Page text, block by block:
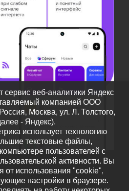
сервис веб-аналитики Яндекс
компанией ООО
Москва, ул. Л. Толстого,
- Яндекс).
использует технологию
текстовые файлы,
пользователей с
активности. Вы
от использования "cookie",
настройки в браузере.